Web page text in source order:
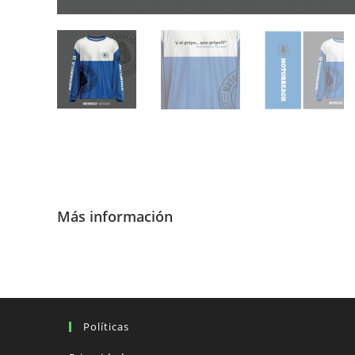
Más información
Políticas